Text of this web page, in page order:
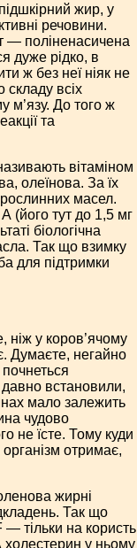
жир, у
речовини.
— поліненасичена
дуже рідко, в
ж без неї ніяк не
всіх
м’язу. До того ж
та
вітаміном
олеїнова. За їх
масел.
(його тут до 1,5 мг
біологічна
Так що взимку
для підтримки
ніж у коров’ячому
Думаєте, негайно
почнеться
давно встановили,
мало залежить
чудово
не їсте. Тому куди
отримає,
жирні
Так що
тільки на користь
холестерин у ньому